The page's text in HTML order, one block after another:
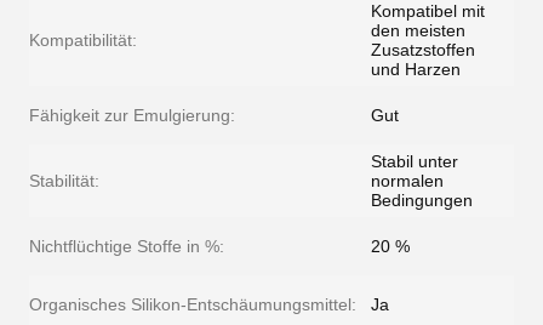
Kompatibilität:
Kompatibel mit
den meisten
Zusatzstoffen
und Harzen
Fähigkeit zur Emulgierung: Gut
Stabilität:
Stabil unter
normalen
Bedingungen
Nichtflüchtige Stoffe in %: 20 %
Organisches Silikon-Entschäumungsmittel: Ja